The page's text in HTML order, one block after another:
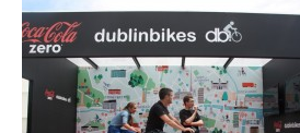
Irlanda
Blog dedicado a los que viven,
Irlanda!